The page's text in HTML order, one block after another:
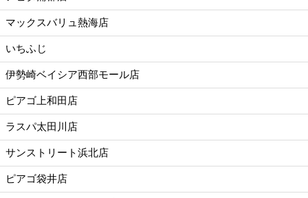
マックスバリュ熱海店
いちふじ
伊勢崎ベイシア西部モール店
ピアゴ上和田店
ラスパ太田川店
サンストリート浜北店
ピアゴ袋井店